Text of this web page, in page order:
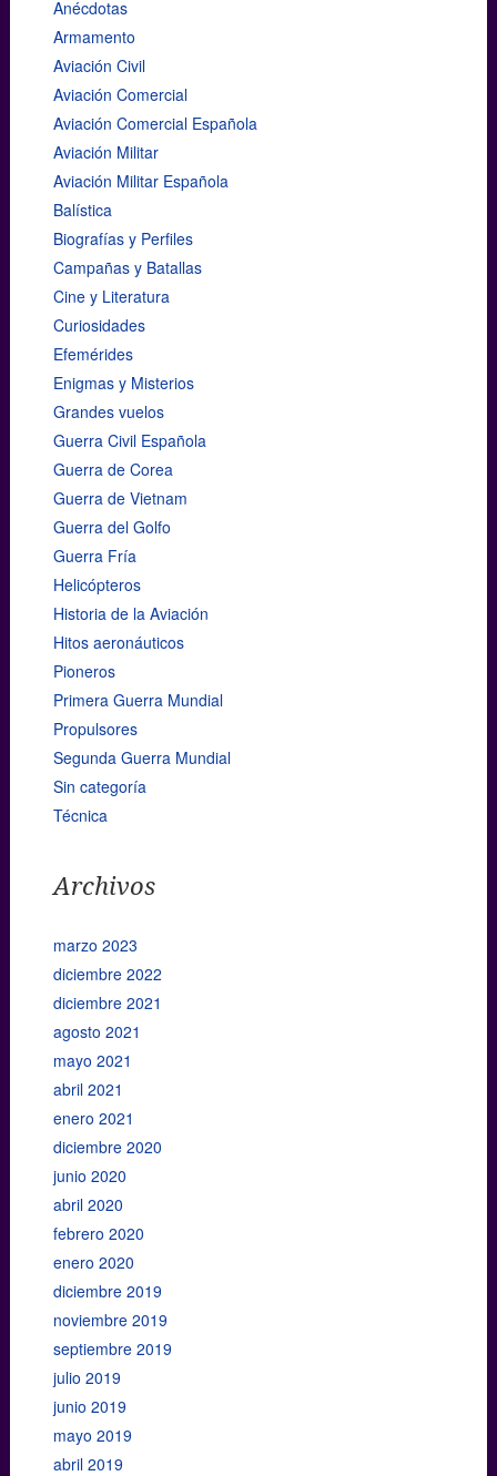
Anécdotas
Armamento
Aviación Civil
Aviación Comercial
Aviación Comercial Española
Aviación Militar
Aviación Militar Española
Balística
Biografías y Perfiles
Campañas y Batallas
Cine y Literatura
Curiosidades
Efemérides
Enigmas y Misterios
Grandes vuelos
Guerra Civil Española
Guerra de Corea
Guerra de Vietnam
Guerra del Golfo
Guerra Fría
Helicópteros
Historia de la Aviación
Hitos aeronáuticos
Pioneros
Primera Guerra Mundial
Propulsores
Segunda Guerra Mundial
Sin categoría
Técnica
Archivos
marzo 2023
diciembre 2022
diciembre 2021
agosto 2021
mayo 2021
abril 2021
enero 2021
diciembre 2020
junio 2020
abril 2020
febrero 2020
enero 2020
diciembre 2019
noviembre 2019
septiembre 2019
julio 2019
junio 2019
mayo 2019
abril 2019